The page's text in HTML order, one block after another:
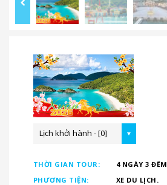
Lịch khởi hành - [0]
THỜI GIAN TOUR:
4 NGÀY 3 ĐÊM
PHƯƠNG TIỆN:
XE DU LỊCH.